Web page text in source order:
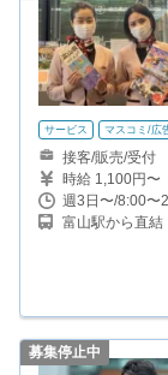
サービス マスコミ/広
接客/販売/受付
時給 1,100円〜
週3日〜/8:00〜
富山駅から直結
山地鉄不二越・
募集停止中